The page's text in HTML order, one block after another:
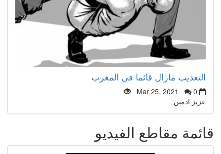
التعذيب مازال قائما في المغرب
Mar 25, 2021
0
عزيز ادمين
قائمة مقاطع الفيديو